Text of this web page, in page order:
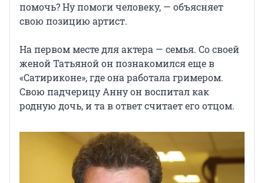
помочь? Ну помоги человеку, — объясняет
свою позицию артист.
На первом месте для актера — семья. Со своей
женой Татьяной он познакомился еще в
«Сатириконе», где она работала гримером.
Свою падчерицу Анну он воспитал как
родную дочь, и та в ответ считает его отцом.